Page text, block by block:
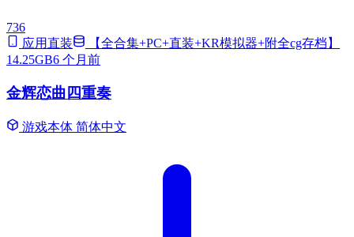
736
应用直装
【全合集+PC+直装+KR模拟器+附全cg存档】
14.25GB6 个月前
金辉恋曲四重奏
游戏本体 简体中文